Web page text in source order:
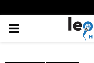
PRIMARY